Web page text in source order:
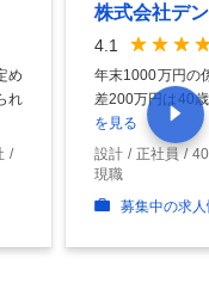
め
れ
株式会社デ
4.1
年末1000万円の
差200万円は40
を見る
設計
正社員
現職
募集中の求